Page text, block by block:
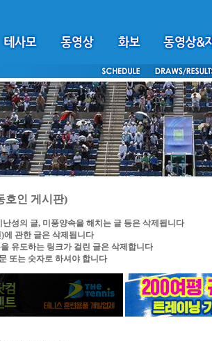
호인 게시판)
성의 글, 미풍양속을 해치는 글 등은 삭제됩니다
관한 글은 삭제됩니다
유도하는 링크가 걸린 글은 삭제합니다
또는 숫자로 하셔야 합니다